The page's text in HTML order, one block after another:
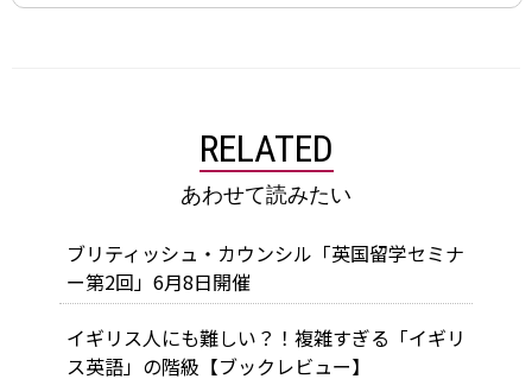
RELATED
あわせて読みたい
ブリティッシュ・カウンシル「英国留学セミナ
ー第2回」6月8日開催
イギリス人にも難しい？！複雑すぎる「イギリ
ス英語」の階級【ブックレビュー】